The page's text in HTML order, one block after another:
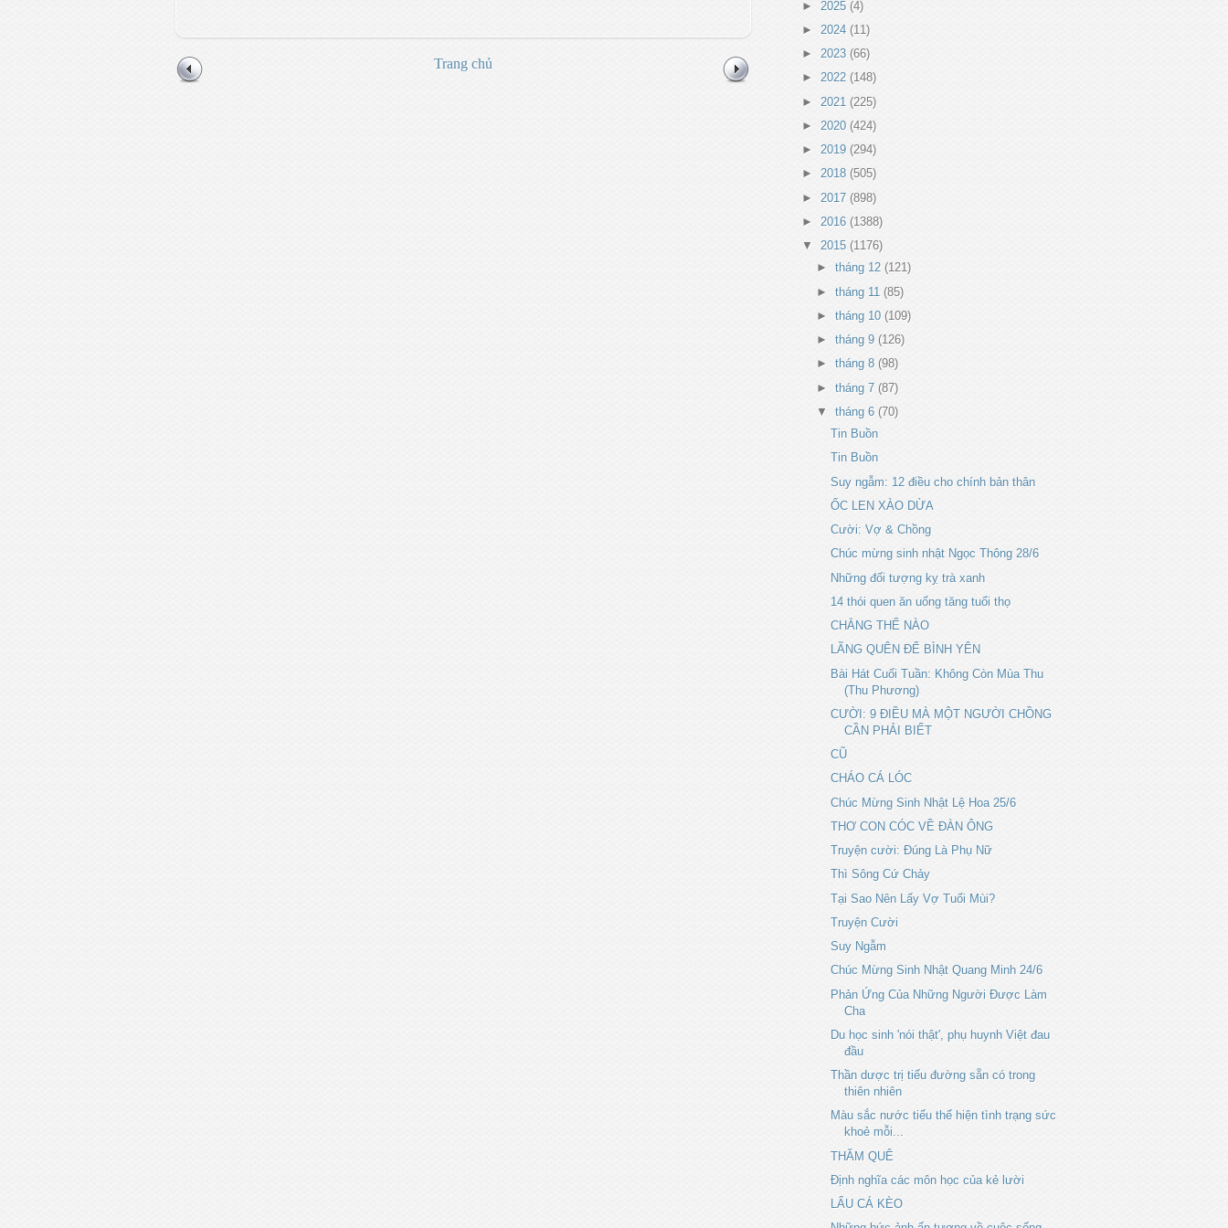
Trang chủ
► 2025 (4)
► 2024 (11)
► 2023 (66)
► 2022 (148)
► 2021 (225)
► 2020 (424)
► 2019 (294)
► 2018 (505)
► 2017 (898)
► 2016 (1388)
▼ 2015 (1176)
► tháng 12 (121)
► tháng 11 (85)
► tháng 10 (109)
► tháng 9 (126)
► tháng 8 (98)
► tháng 7 (87)
▼ tháng 6 (70)
Tin Buồn
Tin Buồn
Suy ngẫm: 12 điều cho chính bản thân
ỐC LEN XÀO DỪA
Cười: Vợ & Chồng
Chúc mừng sinh nhật Ngọc Thông 28/6
Những đối tượng kỵ trà xanh
14 thói quen ăn uống tăng tuổi thọ
CHẲNG THỂ NÀO
LÃNG QUÊN ĐỂ BÌNH YÊN
Bài Hát Cuối Tuần: Không Còn Mùa Thu
(Thu Phương)
CƯỜI: 9 ĐIỀU MÀ MỘT NGƯỜI CHỒNG
CẦN PHẢI BIẾT
CŨ
CHÁO CÁ LÓC
Chúc Mừng Sinh Nhật Lệ Hoa 25/6
THƠ CON CÓC VỀ ĐÀN ÔNG
Truyện cười: Đúng Là Phụ Nữ
Thì Sông Cứ Chảy
Tại Sao Nên Lấy Vợ Tuổi Mùi?
Truyện Cười
Suy Ngẫm
Chúc Mừng Sinh Nhật Quang Minh 24/6
Phản Ứng Của Những Người Được Làm
Cha
Du học sinh 'nói thật', phụ huynh Việt đau
đầu
Thần dược trị tiểu đường sẵn có trong
thiên nhiên
Màu sắc nước tiểu thể hiện tình trạng sức
khoẻ mỗi...
THĂM QUÊ
Định nghĩa các môn học của kẻ lười
LẨU CÁ KÈO